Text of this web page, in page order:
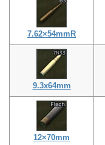
7.62×54mmR
9.3x64mm
12×70mm